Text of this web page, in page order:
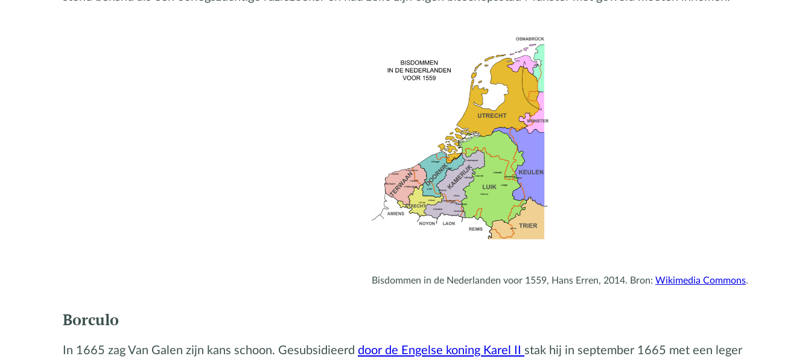
Bisdommen in de Nederlanden voor 1559, Hans Erren, 2014. Bron: Wikimedia Commons.
Borculo
In 1665 zag Van Galen zijn kans schoon. Gesubsidieerd door de Engelse koning Karel II
stak hij in september 1665 met een leger